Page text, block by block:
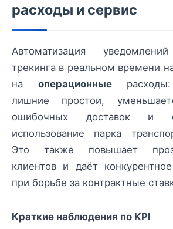
расходы и сервис
Автоматизация
трекинга в реальном времени
на операционныерасходы:
лишние простои,
ошибочных доставок и
использование парка
Это также повышает
клиентов и даёт
при борьбе за контрактные
Краткие наблюдения по KPI